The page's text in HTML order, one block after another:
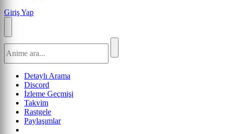
Giriş Yap
Detaylı Arama
Discord
İzleme Geçmişi
Takvim
Rastgele
Paylaşımlar